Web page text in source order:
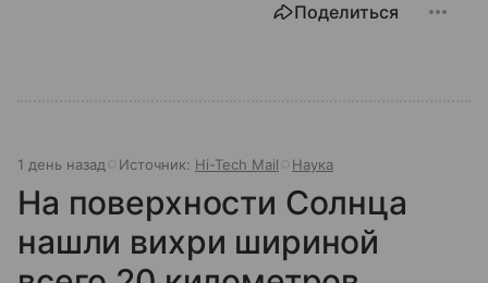
Поделиться
1 день назад Источник: Hi-Tech Mail Наука
На поверхности Солнца
нашли вихри шириной